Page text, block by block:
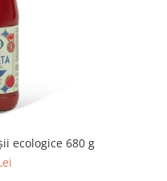
ecologice 680 g